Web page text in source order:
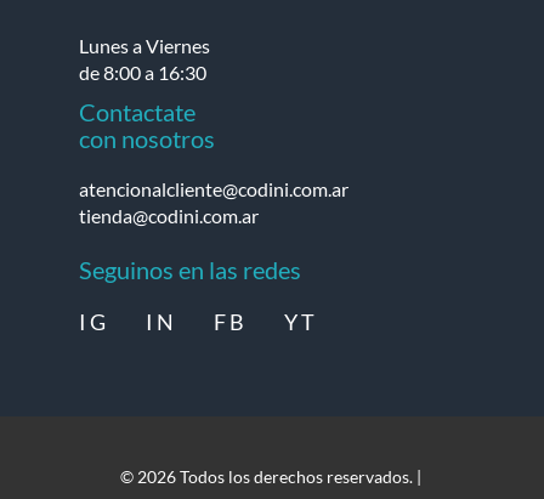
Lunes a Viernes
de 8:00 a 16:30
Contactate
con nosotros
atencionalcliente@codini.com.ar
tienda@codini.com.ar
Seguinos en las redes
I G I N F B Y T
© 2026 Todos los derechos reservados. |